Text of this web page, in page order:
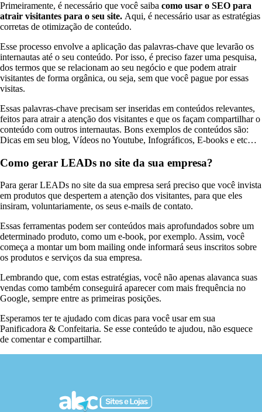
Primeiramente, é necessário que você saiba como usar o SEO para
atrair visitantes para o seu site. Aqui, é necessário usar as estratégias
corretas de otimização de conteúdo.
Esse processo envolve a aplicação das palavras-chave que levarão os
internautas até o seu conteúdo. Por isso, é preciso fazer uma pesquisa,
dos termos que se relacionam ao seu negócio e que podem atrair
visitantes de forma orgânica, ou seja, sem que você pague por essas
visitas.
Essas palavras-chave precisam ser inseridas em conteúdos relevantes,
feitos para atrair a atenção dos visitantes e que os façam compartilhar o
conteúdo com outros internautas. Bons exemplos de conteúdos são:
Dicas em seu blog, Vídeos no Youtube, Infográficos, E-books e etc…
Como gerar LEADs no site da sua empresa?
Para gerar LEADs no site da sua empresa será preciso que você invista
em produtos que despertem a atenção dos visitantes, para que eles
insiram, voluntariamente, os seus e-mails de contato.
Essas ferramentas podem ser conteúdos mais aprofundados sobre um
determinado produto, como um e-book, por exemplo. Assim, você
começa a montar um bom mailing onde informará seus inscritos sobre
os produtos e serviços da sua empresa.
Lembrando que, com estas estratégias, você não apenas alavanca suas
vendas como também conseguirá aparecer com mais frequência no
Google, sempre entre as primeiras posições.
Esperamos ter te ajudado com dicas para você usar em sua
Panificadora & Confeitaria. Se esse conteúdo te ajudou, não esquece
de comentar e compartilhar.